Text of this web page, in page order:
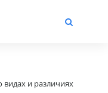
и различиях